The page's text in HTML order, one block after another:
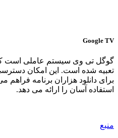
Google TV
گوگل تی وی سیستم عاملی است که
برای دانلود هزاران برنامه فراهم
استفاده آسان را ارائه می دهد.
منبع